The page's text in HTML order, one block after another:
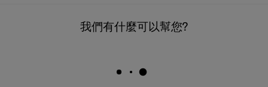
我們有什麼可以幫您?